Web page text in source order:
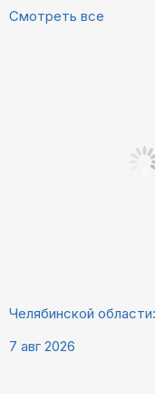
Смотреть все
Челябинской
7 авг 2026